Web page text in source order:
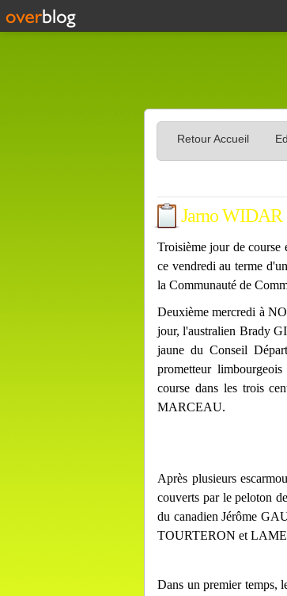
Retour Accueil
Jarno WIDAR
Troisième jour de course
ce vendredi au terme
la Communauté de
Deuxième mercredi à
jour, l'australien Brady
jaune du Conseil
prometteur
course dans les trois
MARCEAU.
Après plusieurs
couverts par le peloton
du canadien Jérôme
TOURTERON et
Dans un premier temps,